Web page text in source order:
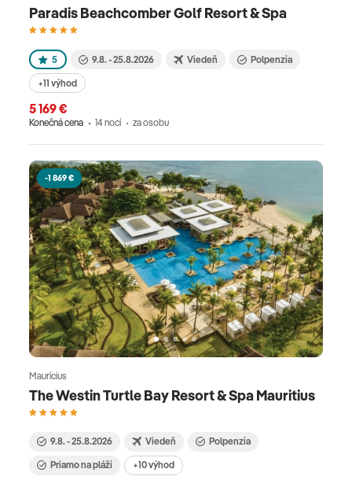
Paradis Beachcomber Golf Resort & Spa
5 9.8. - 25.8.2026 Viedeň Polpenzia
+11 výhod
5 169 €
Konečná cena 14 nocí za osobu
-1 869 €
The Westin Turtle Bay Resort & Spa Mauritius
Maurícius
9.8. - 25.8.2026 Viedeň
Polpenzia
Priamo na pláži
+10 výhod